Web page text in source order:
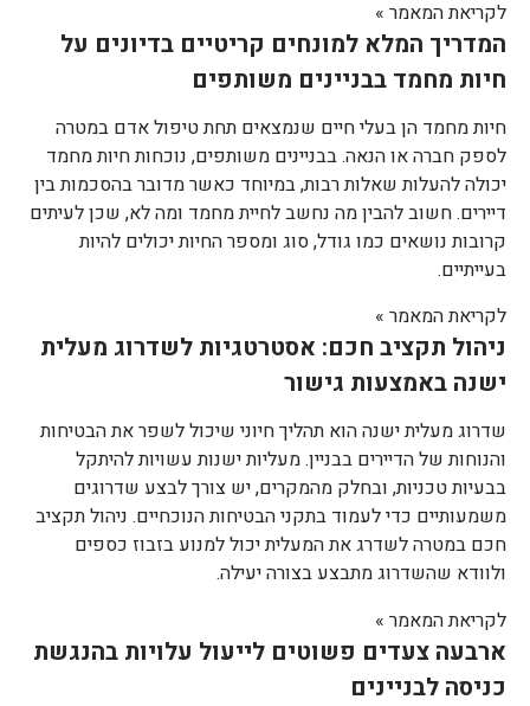
לקריאת המאמר »
המדריך המלא למונחים קריטיים בדיונים על
חיות מחמד בבניינים משותפים
חיות מחמד הן בעלי חיים שנמצאים תחת טיפול אדם במטרה
לספק חברה או הנאה. בבניינים משותפים, נוכחות חיות מחמד
יכולה להעלות שאלות רבות, במיוחד כאשר מדובר בהסכמות בין
דיירים. חשוב להבין מה נחשב לחיית מחמד ומה לא, שכן לעיתים
קרובות נושאים כמו גודל, סוג ומספר החיות יכולים להיות
בעייתיים.
לקריאת המאמר »
ניהול תקציב חכם: אסטרטגיות לשדרוג מעלית
ישנה באמצעות גישור
שדרוג מעלית ישנה הוא תהליך חיוני שיכול לשפר את הבטיחות
והנוחות של הדיירים בבניין. מעליות ישנות עשויות להיתקל
בבעיות טכניות, ובחלק מהמקרים, יש צורך לבצע שדרוגים
משמעותיים כדי לעמוד בתקני הבטיחות הנוכחיים. ניהול תקציב
חכם במטרה לשדרג את המעלית יכול למנוע בזבוז כספים
ולוודא שהשדרוג מתבצע בצורה יעילה.
לקריאת המאמר »
ארבעה צעדים פשוטים לייעול עלויות בהנגשת
כניסה לבניינים